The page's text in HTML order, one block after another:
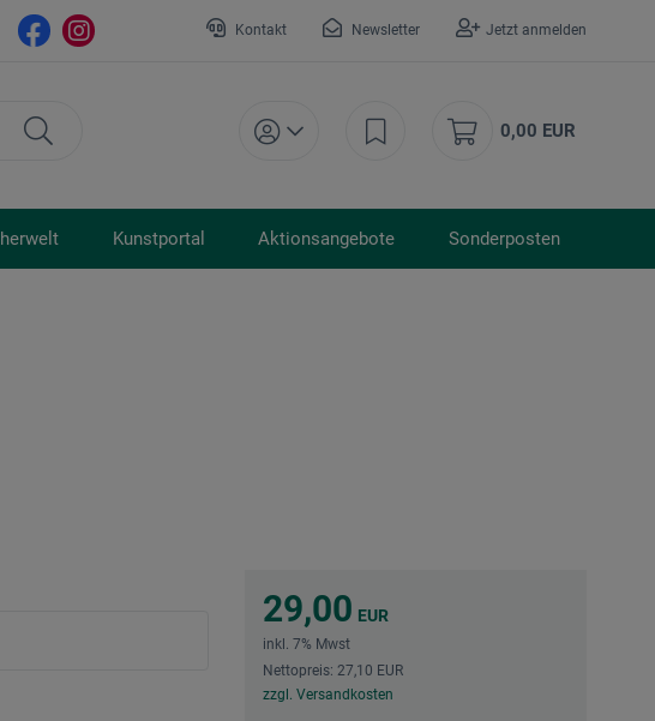
Kontakt Newsletter Jetzt anmelden
0,00 EUR
Kunstportal Aktionsangebote Sonderposten
29,00 EUR
inkl. 7% Mwst
Nettopreis: 27,10 EUR
zzgl. Versandkosten